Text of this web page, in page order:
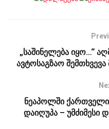
„საშინელება იყო…“
ავტოსაგზაო
ნეაპოლში
დაიღუპა – უმძიმესი